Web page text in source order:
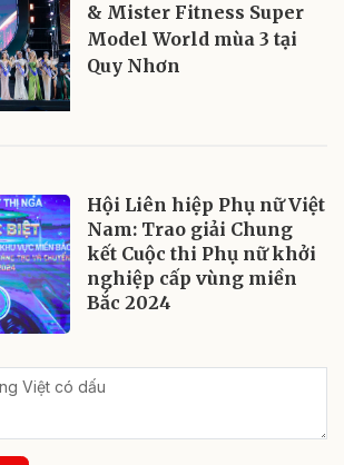
& Mister Fitness Super
Model World mùa 3 tại
Quy Nhơn
Hội Liên hiệp Phụ nữ Việt
Nam: Trao giải Chung
kết Cuộc thi Phụ nữ khởi
nghiệp cấp vùng miền
Bắc 2024